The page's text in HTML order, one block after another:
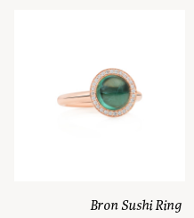
Bron Sushi Ring